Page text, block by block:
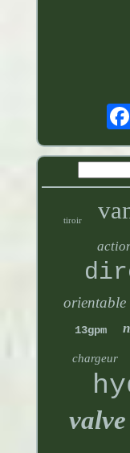
tiroir
orientable
13gpm
chargeur
valve